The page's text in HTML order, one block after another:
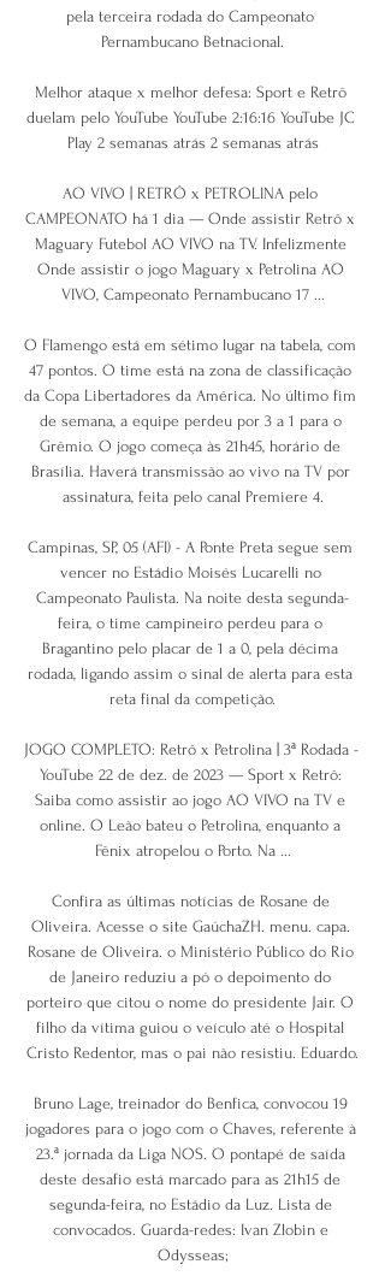
pela terceira rodada do Campeonato
Pernambucano Betnacional.
Melhor ataque x melhor defesa: Sport e Retrô
duelam pelo YouTube YouTube 2:16:16 YouTube JC
Play 2 semanas atrás 2 semanas atrás
AO VIVO | RETRÔ x PETROLINA pelo
CAMPEONATO há 1 dia — Onde assistir Retrô x
Maguary Futebol AO VIVO na TV. Infelizmente
Onde assistir o jogo Maguary x Petrolina AO
VIVO, Campeonato Pernambucano 17 ...
O Flamengo está em sétimo lugar na tabela, com
47 pontos. O time está na zona de classificação
da Copa Libertadores da América. No último fim
de semana, a equipe perdeu por 3 a 1 para o
Grêmio. O jogo começa às 21h45, horário de
Brasília. Haverá transmissão ao vivo na TV por
assinatura, feita pelo canal Premiere 4.
Campinas, SP, 05 (AFI) - A Ponte Preta segue sem
vencer no Estádio Moisés Lucarelli no
Campeonato Paulista. Na noite desta segunda-
feira, o time campineiro perdeu para o
Bragantino pelo placar de 1 a 0, pela décima
rodada, ligando assim o sinal de alerta para esta
reta final da competição.
JOGO COMPLETO: Retrô x Petrolina | 3ª Rodada -
YouTube 22 de dez. de 2023 — Sport x Retrô:
Saiba como assistir ao jogo AO VIVO na TV e
online. O Leão bateu o Petrolina, enquanto a
Fênix atropelou o Porto. Na ...
Confira as últimas notícias de Rosane de
Oliveira. Acesse o site GaúchaZH. menu. capa.
Rosane de Oliveira. o Ministério Público do Rio
de Janeiro reduziu a pó o depoimento do
porteiro que citou o nome do presidente Jair. O
filho da vítima guiou o veículo até o Hospital
Cristo Redentor, mas o pai não resistiu. Eduardo.
Bruno Lage, treinador do Benfica, convocou 19
jogadores para o jogo com o Chaves, referente à
23.ª jornada da Liga NOS. O pontapé de saída
deste desafio está marcado para as 21h15 de
segunda-feira, no Estádio da Luz. Lista de
convocados. Guarda-redes: Ivan Zlobin e
Odysseas;